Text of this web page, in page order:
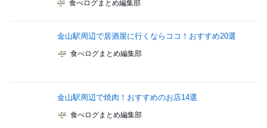
食べログまとめ編集部
金山駅周辺で居酒屋に行くならココ！おすすめ20選
食べログまとめ編集部
金山駅周辺で焼肉！おすすめのお店14選
食べログまとめ編集部